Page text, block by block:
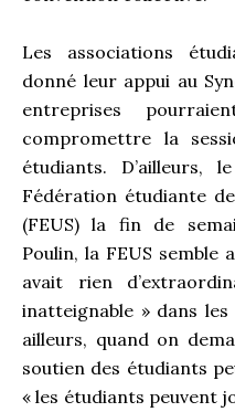
Les associations
donné leur appui au
entreprises
compromettre la
étudiants. D’ailleurs,
Fédération étudiante
(FEUS) la fin de
Poulin, la FEUS semble
avait rien
inatteignable » dans
ailleurs, quand on
soutien des étudiants
« les étudiants peuvent